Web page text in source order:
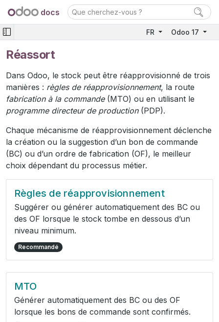
docs
FR Odoo 17
Réassort
Dans Odoo, le stock peut être réapprovisionné de trois
manières : règles de réapprovisionnement, la route
fabrication à la commande(MTO) ou en utilisant le
programme directeur de production(PDP).
Chaque mécanisme de réapprovisionnement déclenche
la création ou la suggestion d’un bon de commande
(BC) ou d’un ordre de fabrication (OF), le meilleur
choix dépendant du processus métier.
Règles de réapprovisionnement
Suggérer ou générer automatiquement des BC ou
des OF lorsque le stock tombe en dessous d’un
niveau minimum.
Recommandé
MTO
Générer automatiquement des BC ou des OF
lorsque les bons de commande sont confirmés.